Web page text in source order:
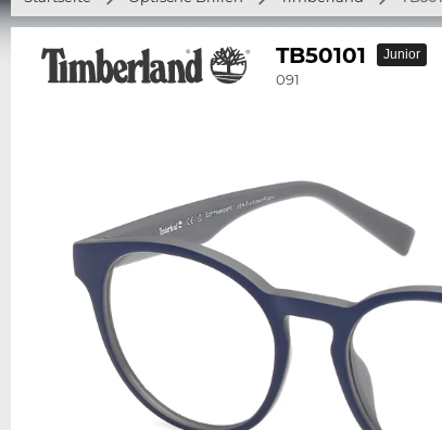
TB50101
091
Junior